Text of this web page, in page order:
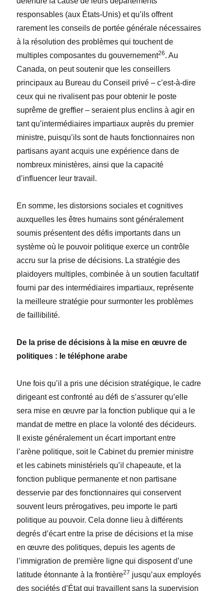
responsables (aux États-Unis) et qu’ils offrent
rarement les conseils de portée générale nécessaires
à la résolution des problèmes qui touchent de
multiples composantes du gouvernement26. Au
Canada, on peut soutenir que les conseillers
principaux au Bureau du Conseil privé – c’est-à-dire
ceux qui ne rivalisent pas pour obtenir le poste
suprême de greffier – seraient plus enclins à agir en
tant qu’intermédiaires impartiaux auprès du premier
ministre, puisqu’ils sont de hauts fonctionnaires non
partisans ayant acquis une expérience dans de
nombreux ministères, ainsi que la capacité
d’influencer leur travail.
En somme, les distorsions sociales et cognitives
auxquelles les êtres humains sont généralement
soumis présentent des défis importants dans un
système où le pouvoir politique exerce un contrôle
accru sur la prise de décisions. La stratégie des
plaidoyers multiples, combinée à un soutien facultatif
fourni par des intermédiaires impartiaux, représente
la meilleure stratégie pour surmonter les problèmes
de faillibilité.
De la prise de décisions à la mise en œuvre de
politiques : le téléphone arabe
Une fois qu’il a pris une décision stratégique, le cadre
dirigeant est confronté au défi de s’assurer qu’elle
sera mise en œuvre par la fonction publique qui a le
mandat de mettre en place la volonté des décideurs.
Il existe généralement un écart important entre
l’arène politique, soit le Cabinet du premier ministre
et les cabinets ministériels qu’il chapeaute, et la
fonction publique permanente et non partisane
desservie par des fonctionnaires qui conservent
souvent leurs prérogatives, peu importe le parti
politique au pouvoir. Cela donne lieu à différents
degrés d’écart entre la prise de décisions et la mise
en œuvre des politiques, depuis les agents de
l’immigration de première ligne qui disposent d’une
latitude étonnante à la frontière27 jusqu’aux employés
des sociétés d’État qui travaillent sans la supervision